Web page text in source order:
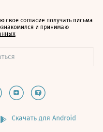
свое согласие получать письма
и принимаю
Скачать для Android